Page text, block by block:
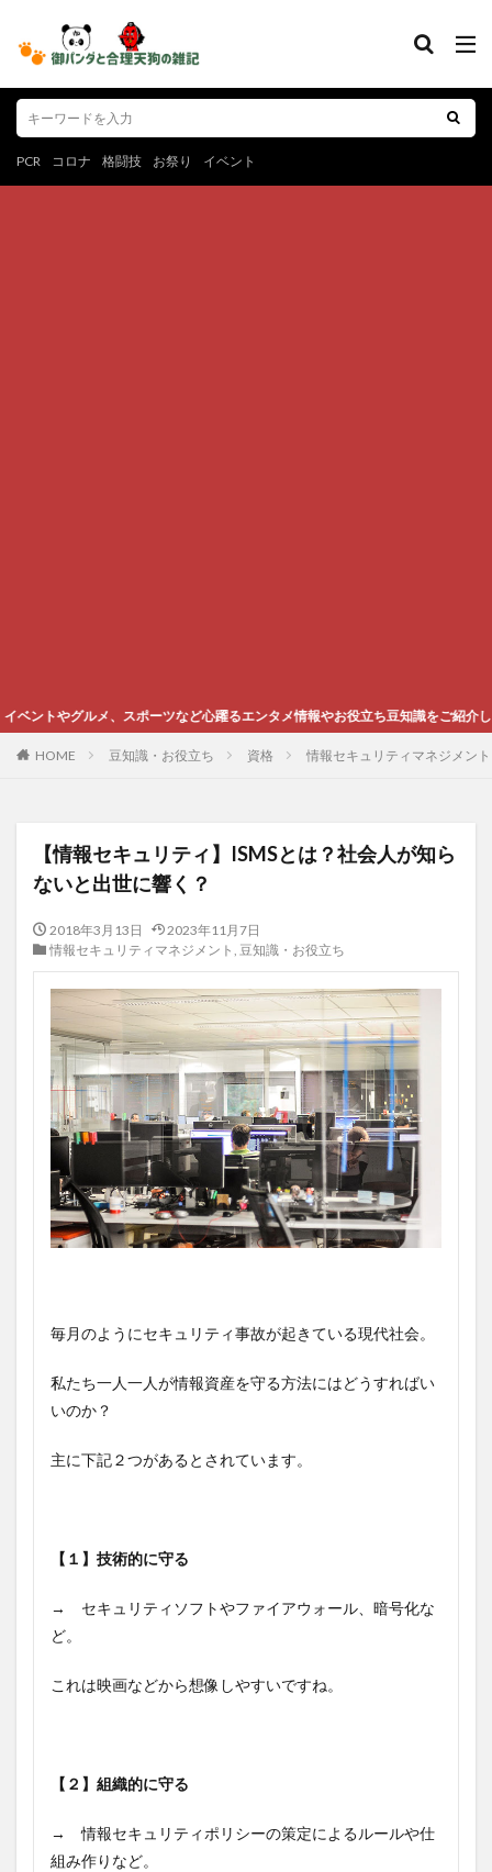
PCR コロナ 格闘技 お祭り イベント
ーツなど心躍るエンタメ情報やお役立ち豆知識をご紹介します
HOME 豆知識・お役立ち 資格 情報セキュリティマネジメント
【情報セキュリティ】ISMSとは？社会人が知ら
ないと出世に響く？
2018年3月13日
2023年11月7日
情報セキュリティマネジメント , 豆知識・お役立ち
毎月のようにセキュリティ事故が起きている現代社会。
私たち一人一人が情報資産を守る方法にはどうすればい
いのか？
主に下記２つがあるとされています。
【１】技術的に守る
→ セキュリティソフトやファイアウォール、暗号化な
ど。
これは映画などから想像しやすいですね。
【２】組織的に守る
→ 情報セキュリティポリシーの策定によるルールや仕
組み作りなど。